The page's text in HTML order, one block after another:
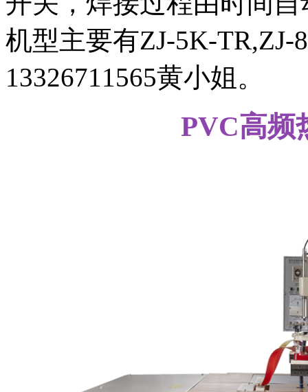
机型主要有ZJ-5K-
13326711565黄小姐。
PVC高频